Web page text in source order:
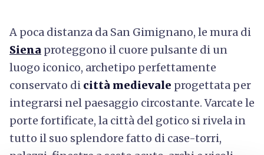
A poca distanza da San Gimignano, le mura di
Siena proteggono il cuore pulsante di un
luogo iconico, archetipo perfettamente
conservato di città medievale progettata per
integrarsi nel paesaggio circostante. Varcate le
porte fortificate, la città del gotico si rivela in
tutto il suo splendore fatto di case-torri,